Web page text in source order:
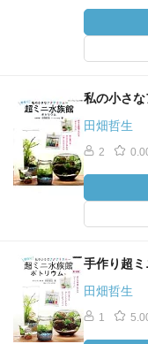
私の小さ
田畑哲生
2
手作り超
田畑哲生
1